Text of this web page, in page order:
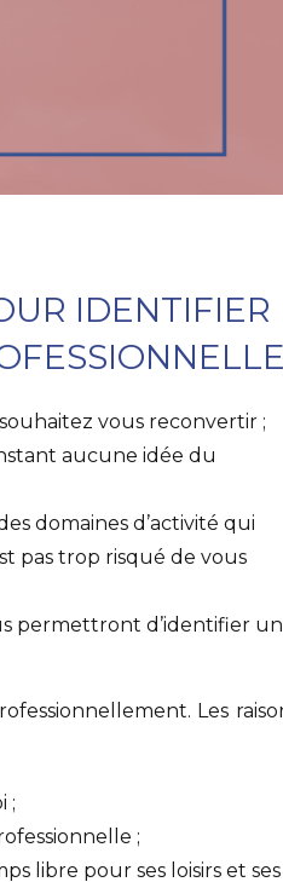
IDENTIFIER
vous reconvertir ;
aucune idée du
domaines d’activité qui
pas trop risqué de vous
permettront d’identifier
Les
;
;
libre pour ses loisirs et ses